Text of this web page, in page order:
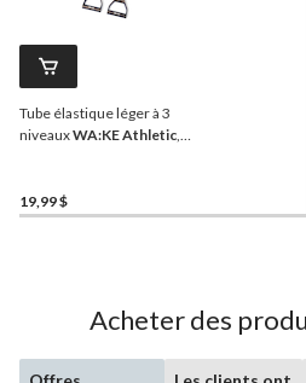
Tube élastique léger à 3
niveauxWA:KE Athletic
19,99 $
Acheter des